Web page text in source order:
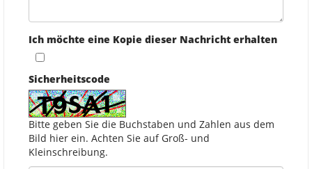
Ich möchte eine Kopie dieser Nachricht erhalten
Sicherheitscode
Bitte geben Sie die Buchstaben und Zahlen aus dem
Bild hier ein. Achten Sie auf Groß- und
Kleinschreibung.